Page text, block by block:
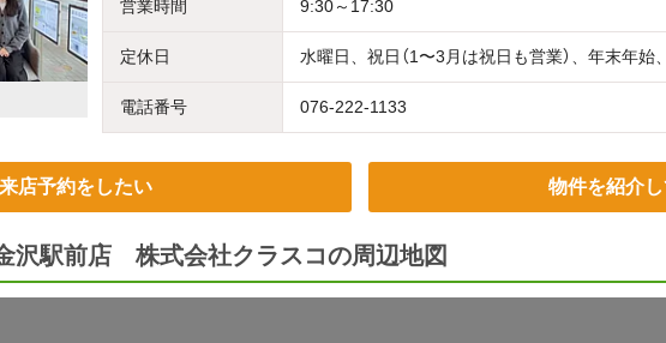
営業時間 9:30～17:30
定休日 水曜日、祝日（1〜3月は祝日も営業）、年末年
電話番号 076-222-1133
来店予約をしたい 物件を紹介
沢駅前店 株式会社クラスコの周辺地図